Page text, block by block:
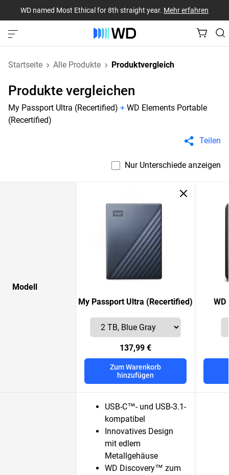
WD named Most Ethical for 8th straight year. Mehr erfahren
Startseite Alle Produkte Produktvergleich
Produkte vergleichen
My Passport Ultra (Recertified) + WD Elements Portable
(Recertified)
Teilen
Nur Unterschiede anzeigen
Modell
My Passport Ultra (Recertified)
137,99 €
Zum Warenkorb
hinzufügen
WD
USB-C™- und USB-3.1-
kompatibel
Innovatives Design
mit edlem
Metallgehäuse
WD Discovery™ zum